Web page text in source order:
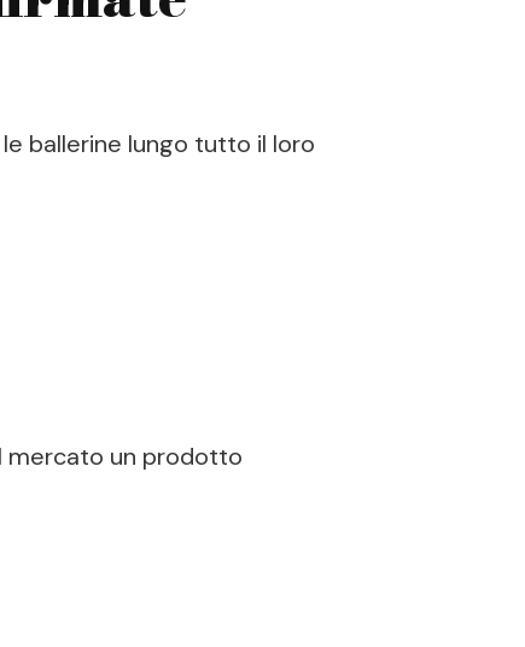
ballerine lungo tutto il loro
mercato un prodotto